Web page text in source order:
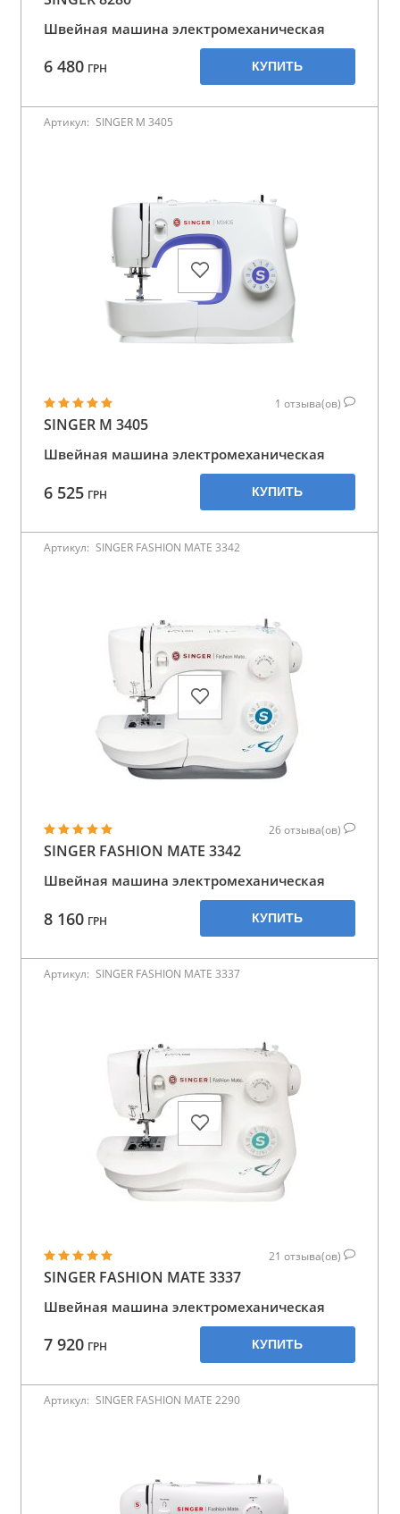
Швейная машина электромеханическая
6 480 ГРН КУПИТЬ
Артикул: SINGER M 3405
1 отзыва(ов)
SINGER M 3405
Швейная машина электромеханическая
6 525 ГРН КУПИТЬ
Артикул: SINGER FASHION MATE 3342
26отзыва(ов)
SINGER FASHION MATE 3342
Швейная машина электромеханическая
8 160 ГРН КУПИТЬ
Артикул: SINGER FASHION MATE 3337
21 отзыва(ов)
SINGER FASHION MATE 3337
Швейная машина электромеханическая
7 920 ГРН КУПИТЬ
Артикул: SINGER FASHION MATE 2290